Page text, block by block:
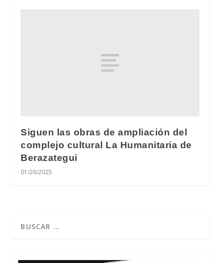
Siguen las obras de ampliación del
complejo cultural La Humanitaria de
Berazategui
01/28/2025